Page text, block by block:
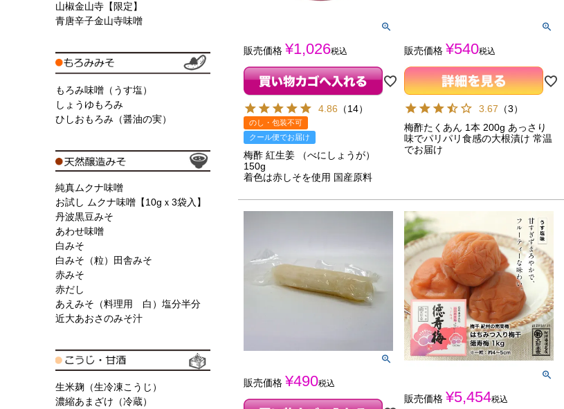
山椒金山寺【限定】
青唐辛子金山寺味噌
もろみ味噌（うす塩）
しょうゆもろみ
ひしおもろみ（醤油の実）
純真ムクナ味噌
お試し ムクナ味噌【10gｘ3袋入】
丹波黒豆みそ
あわせ味噌
白みそ
白みそ（粒）田舎みそ
赤みそ
赤だし
あえみそ（料理用 白）塩分半分
近大あおさのみそ汁
生米麹（生冷凍こうじ）
濃縮あまざけ（冷蔵）
販売価格 ¥1,026税込
4.86 （14）
のし・包装不可
クール便でお届け
梅酢 紅生姜 （べにしょうが）
150g
着色は赤しそを使用 国産原料
販売価格 ¥540税込
3.67 （3）
梅酢たくあん 1本 200g あっさり
味でパリパリ食感の大根漬け 常温
でお届け
販売価格 ¥490税込
販売価格 ¥5,454税込